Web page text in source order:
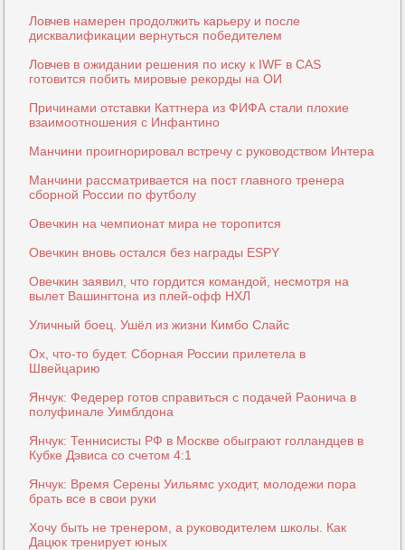
Ловчев намерен продолжить карьеру и после
дисквалификации вернуться победителем
Ловчев в ожидании решения по иску к IWF в CAS
готовится побить мировые рекорды на ОИ
Причинами отставки Каттнера из ФИФА стали плохие
взаимоотношения с Инфантино
Манчини проигнорировал встречу с руководством Интера
Манчини рассматривается на пост главного тренера
сборной России по футболу
Овечкин на чемпионат мира не торопится
Овечкин вновь остался без награды ESPY
Овечкин заявил, что гордится командой, несмотря на
вылет Вашингтона из плей-офф НХЛ
Уличный боец. Ушёл из жизни Кимбо Слайс
Ох, что-то будет. Сборная России прилетела в
Швейцарию
Янчук: Федерер готов справиться с подачей Раонича в
полуфинале Уимблдона
Янчук: Теннисисты РФ в Москве обыграют голландцев в
Кубке Дэвиса со счетом 4:1
Янчук: Время Серены Уильямс уходит, молодежи пора
брать все в свои руки
Хочу быть не тренером, а руководителем школы. Как
Дацюк тренирует юных